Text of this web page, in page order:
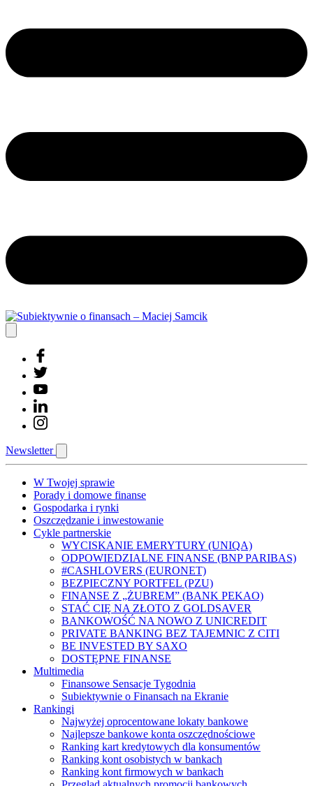
Newsletter
W Twojej sprawie
Porady i domowe finanse
Gospodarka i rynki
Oszczędzanie i inwestowanie
Cykle partnerskie
WYCISKANIE EMERYTURY (UNIQA)
ODPOWIEDZIALNE FINANSE (BNP PARIBAS)
#CASHLOVERS (EURONET)
BEZPIECZNY PORTFEL (PZU)
FINANSE Z „ŻUBREM” (BANK PEKAO)
STAĆ CIĘ NA ZŁOTO Z GOLDSAVER
BANKOWOŚĆ NA NOWO Z UNICREDIT
PRIVATE BANKING BEZ TAJEMNIC Z CITI
BE INVESTED BY SAXO
DOSTĘPNE FINANSE
Multimedia
Finansowe Sensacje Tygodnia
Subiektywnie o Finansach na Ekranie
Rankingi
Najwyżej oprocentowane lokaty bankowe
Najlepsze bankowe konta oszczędnościowe
Ranking kart kredytowych dla konsumentów
Ranking kont osobistych w bankach
Ranking kont firmowych w bankach